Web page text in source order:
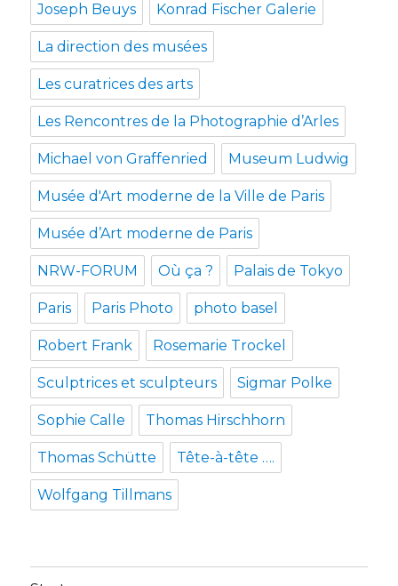
Joseph Beuys Konrad Fischer Galerie
La direction des musées
Les curatrices des arts
Les Rencontres de la Photographie d’Arles
Michael von Graffenried Museum Ludwig
Musée d'Art moderne de la Ville de Paris
Musée d’Art moderne de Paris
NRW-FORUM Où ça ? Palais de Tokyo
Paris Paris Photo photo basel
Robert Frank Rosemarie Trockel
Sculptrices et sculpteurs Sigmar Polke
Sophie Calle Thomas Hirschhorn
Thomas Schütte Tête-à-tête ….
Wolfgang Tillmans